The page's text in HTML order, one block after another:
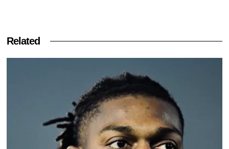
Related